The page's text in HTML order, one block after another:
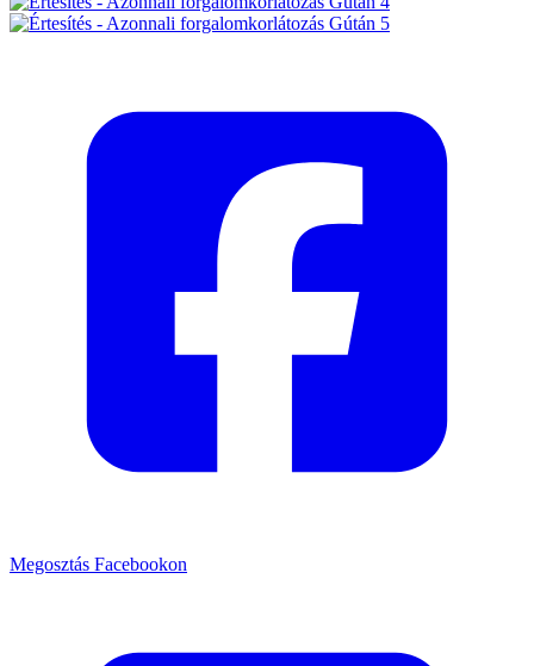
Megosztás Facebookon